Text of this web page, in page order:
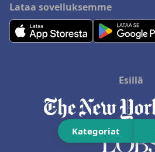
Kategoriat
Lataa sovelluksemme
Esillä